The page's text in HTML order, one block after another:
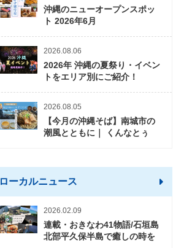
沖縄のニューオープンスポッ
ト 2026年6月
2026.08.06
2026年 沖縄の夏祭り・イベン
トをエリア別にご紹介！
2026.08.05
【今月の沖縄そば】南城市の
潮風とともに｜ くんなとぅ
ローカルニュース
2026.02.09
連載・おきなわ41物語/石垣島
北部平久保半島で癒しの時を